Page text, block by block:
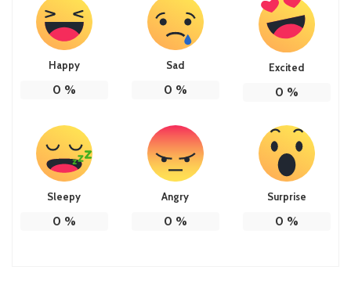
Happy
0 %
Sad
0 %
Excited
0 %
Sleepy
0 %
Angry
0 %
Surprise
0 %